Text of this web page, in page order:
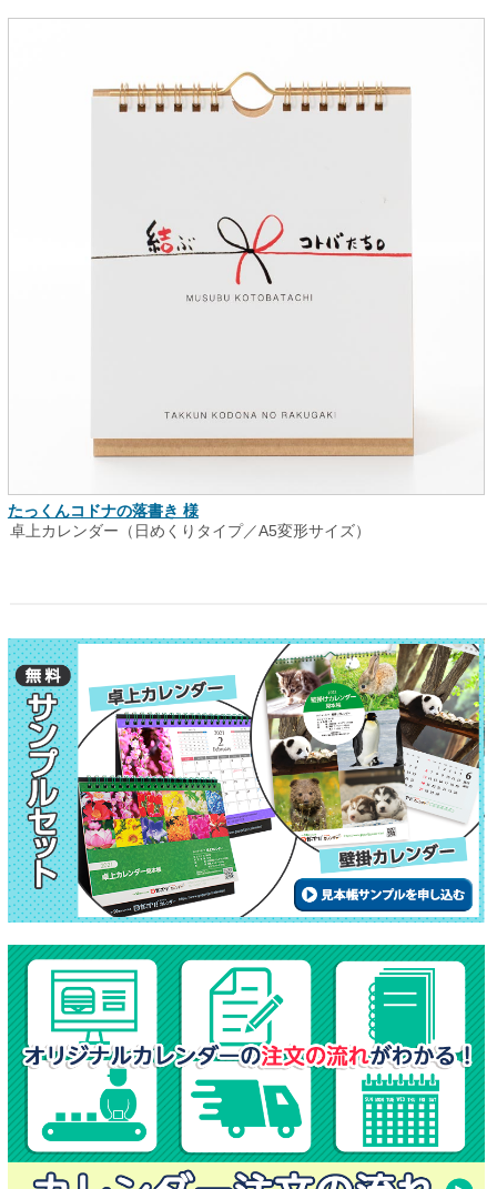
たっくんコドナの落書き 様
卓上カレンダー（日めくりタイプ／A5変形サイズ）